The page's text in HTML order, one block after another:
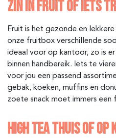
ZIN IN FRUIT OF IETS
Fruit is het gezonde en
onze fruitbox verschillende
ideaal voor op kantoor, zo is
binnen handbereik. Iets te
voor jou een passend
gebak, koeken, muffins en
zoete snack moet immers een
HIGH TEA THUIS OF OP